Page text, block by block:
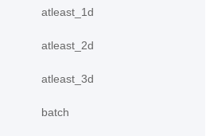
atleast_1d
atleast_2d
atleast_3d
batch